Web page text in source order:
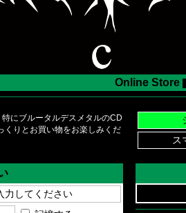
Online Store
にブルータルデスメタルのCD
くりとお買い物をお楽しみくだ